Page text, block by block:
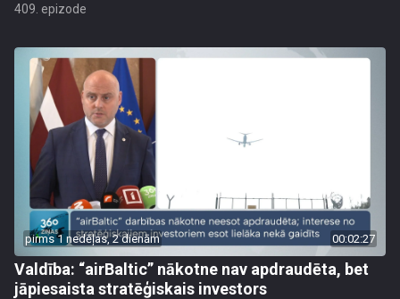
409. epizode
pirms 1 nedēļas, 2 dienām 00:02:27
Valdība: “airBaltic” nākotne nav apdraudēta, bet
jāpiesaista stratēģiskais investors